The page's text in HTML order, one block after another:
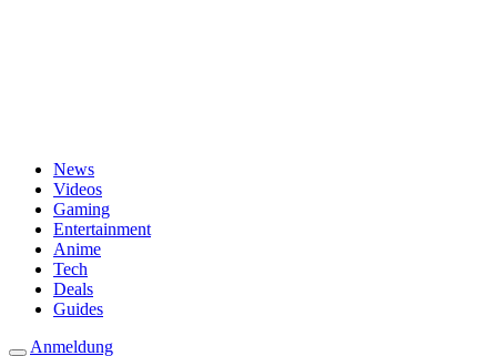
News
Videos
Gaming
Entertainment
Anime
Tech
Deals
Guides
Anmeldung